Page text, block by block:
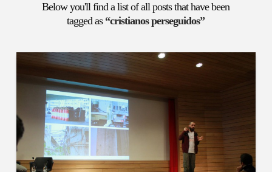
Below you'll find a list of all posts that have been
tagged as “cristianos perseguidos”